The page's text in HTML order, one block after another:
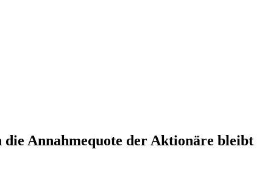
Annahmequote der Aktionäre bleibt